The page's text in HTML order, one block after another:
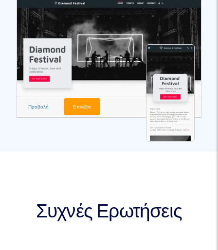
Προβολή Επιλέξτε
Συχνές Ερωτήσεις